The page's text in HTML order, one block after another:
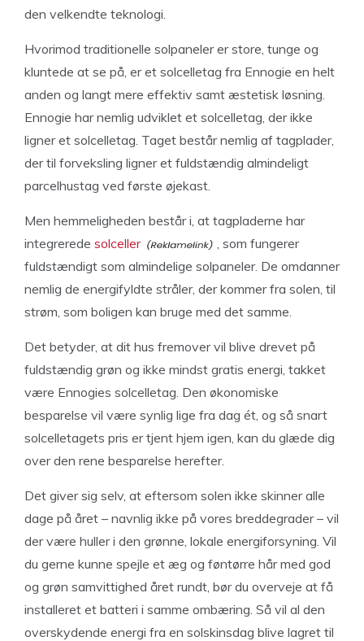
den velkendte teknologi.
Hvorimod traditionelle solpaneler er store, tunge og
kluntede at se på, er et solcelletag fra Ennogie en helt
anden og langt mere effektiv samt æstetisk løsning.
Ennogie har nemlig udviklet et solcelletag, der ikke
ligner et solcelletag. Taget består nemlig af tagplader,
der til forveksling ligner et fuldstændig almindeligt
parcelhustag ved første øjekast.
Men hemmeligheden består i, at tagpladerne har
integrerede solceller
, som fungerer
fuldstændigt som almindelige solpaneler. De omdanner
nemlig de energifyldte stråler, der kommer fra solen, til
strøm, som boligen kan bruge med det samme.
Det betyder, at dit hus fremover vil blive drevet på
fuldstændig grøn og ikke mindst gratis energi, takket
være Ennogies solcelletag. Den økonomiske
besparelse vil være synlig lige fra dag ét, og så snart
solcelletagets pris er tjent hjem igen, kan du glæde dig
over den rene besparelse herefter.
Det giver sig selv, at eftersom solen ikke skinner alle
dage på året – navnlig ikke på vores breddegrader – vil
der være huller i den grønne, lokale energiforsyning. Vil
du gerne kunne spejle et æg og føntørre hår med god
og grøn samvittighed året rundt, bør du overveje at få
installeret et batteri i samme ombæring. Så vil al den
overskydende energi fra en solskinsdag blive lagret til